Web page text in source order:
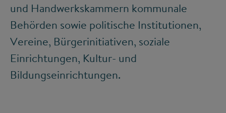
und Handwerkskammern kommunale
Behörden sowie politische Institutionen,
Vereine, Bürgerinitiativen, soziale
Einrichtungen, Kultur- und
Bildungseinrichtungen.